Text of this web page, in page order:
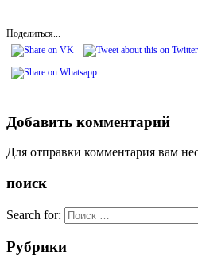
Поделиться...
Добавить комментарий
Для отправки комментария вам
поиск
Search for:
Рубрики